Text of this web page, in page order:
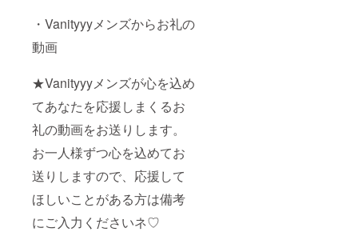
・Vanityyyメンズからお礼の
動画
★Vanityyyメンズが心を込め
てあなたを応援しまくるお
礼の動画をお送りします。
お一人様ずつ心を込めてお
送りしますので、応援して
ほしいことがある方は備考
にご入力くださいネ♡